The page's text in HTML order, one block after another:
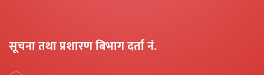
सूचना तथा प्रशारण बिभाग दर्ता नं.